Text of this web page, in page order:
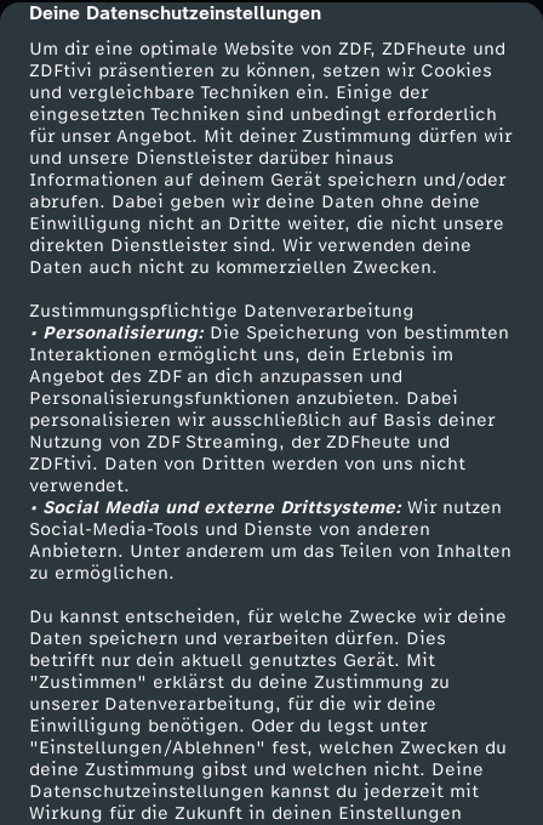
cmp-dialog-description
Deine Datenschutzeinstellungen
Um dir eine optimale Website von ZDF, ZDFheute und
ZDFtivi präsentieren zu können, setzen wir Cookies
und vergleichbare Techniken ein. Einige der
eingesetzten Techniken sind unbedingt erforderlich
für unser Angebot. Mit deiner Zustimmung dürfen wir
und unsere Dienstleister darüber hinaus
Informationen auf deinem Gerät speichern und/oder
abrufen. Dabei geben wir deine Daten ohne deine
Einwilligung nicht an Dritte weiter, die nicht unsere
direkten Dienstleister sind. Wir verwenden deine
Daten auch nicht zu kommerziellen Zwecken.
Zustimmungspflichtige Datenverarbeitung
• Personalisierung:Die Speicherung von bestimmten
Interaktionen ermöglicht uns, dein Erlebnis im
Angebot des ZDF an dich anzupassen und
Personalisierungsfunktionen anzubieten. Dabei
personalisieren wir ausschließlich auf Basis deiner
Nutzung von ZDF Streaming, der ZDFheute und
ZDFtivi. Daten von Dritten werden von uns nicht
verwendet.
• Social Media und externe Drittsysteme:Wir nutzen
Social-Media-Tools und Dienste von anderen
Anbietern. Unter anderem um das Teilen von Inhalten
zu ermöglichen.
Du kannst entscheiden, für welche Zwecke wir deine
Daten speichern und verarbeiten dürfen. Dies
betrifft nur dein aktuell genutztes Gerät. Mit
"Zustimmen" erklärst du deine Zustimmung zu
unserer Datenverarbeitung, für die wir deine
Einwilligung benötigen. Oder du legst unter
"Einstellungen/Ablehnen" fest, welchen Zwecken du
deine Zustimmung gibst und welchen nicht. Deine
Datenschutzeinstellungen kannst du jederzeit mit
Wirkung für die Zukunft in deinen Einstellungen
t
l
i
c
h
e
F
u
n
k
e
-
W
i
Mehr ZDF
ZDF-Apps
Smart TV
ZDFtext
Livestreams
Sendungen A-Z
TV-Programm
Service
ZDFmitreden
Kontakt zum ZDF
Tickets
Zuschauerservice
Hilfe
ZDF Unternehmen
Karriere
ZDF goes Schule
Werbefernsehen
Mainzelmännchen